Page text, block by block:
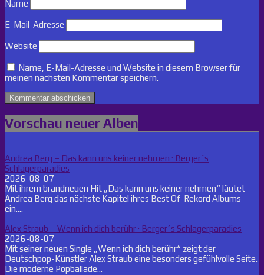
Name
E-Mail-Adresse
Website
Name, E-Mail-Adresse und Website in diesem Browser für
meinen nächsten Kommentar speichern.
Vorschau neuer Alben
Andrea Berg – Das kann uns keiner nehmen · Berger´s
Schlagerparadies
2026-08-07
Mit ihrem brandneuen Hit „Das kann uns keiner nehmen“ läutet
Andrea Berg das nächste Kapitel ihres Best Of-Rekord Albums
ein....
Alex Straub – Wenn ich dich berühr · Berger´s Schlagerparadies
2026-08-07
Mit seiner neuen Single „Wenn ich dich berühr“ zeigt der
Deutschpop-Künstler Alex Straub eine besonders gefühlvolle Seite.
Die moderne Popballade...